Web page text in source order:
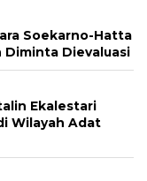
Soekarno-Hatta
Diminta Dievaluasi
Ekalestari
Wilayah Adat